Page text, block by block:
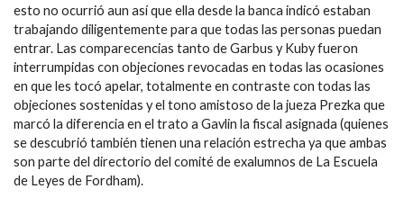
esto no ocurrió aun así que ella desde la banca indicó estaban
trabajando diligentemente para que todas las personas puedan
entrar. Las comparecencias tanto de Garbus y Kuby fueron
interrumpidas con objeciones revocadas en todas las ocasiones
en que les tocó apelar, totalmente en contraste con todas las
objeciones sostenidas y el tono amistoso de la jueza Prezka que
marcó la diferencia en el trato a Gavlin la fiscal asignada (quienes
se descubrió también tienen una relación estrecha ya que ambas
son parte del directorio del comité de exalumnos de La Escuela
de Leyes de Fordham).